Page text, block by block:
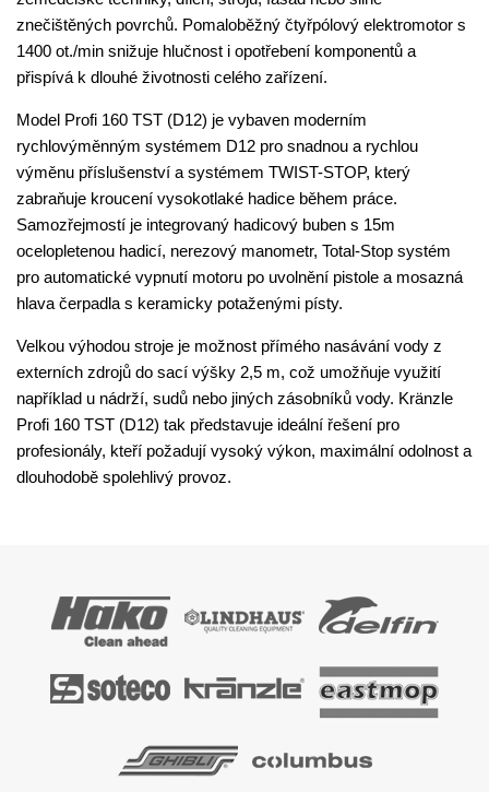
znečištěných povrchů. Pomaloběžný čtyřpólový elektromotor s
1400 ot./min snižuje hlučnost i opotřebení komponentů a
přispívá k dlouhé životnosti celého zařízení.
Model Profi 160 TST (D12) je vybaven moderním
rychlovýměnným systémem D12 pro snadnou a rychlou
výměnu příslušenství a systémem TWIST-STOP, který
zabraňuje kroucení vysokotlaké hadice během práce.
Samozřejmostí je integrovaný hadicový buben s 15m
ocelopletenou hadicí, nerezový manometr, Total-Stop systém
pro automatické vypnutí motoru po uvolnění pistole a mosazná
hlava čerpadla s keramicky potaženými písty.
Velkou výhodou stroje je možnost přímého nasávání vody z
externích zdrojů do sací výšky 2,5 m, což umožňuje využití
například u nádrží, sudů nebo jiných zásobníků vody. Kränzle
Profi 160 TST (D12) tak představuje ideální řešení pro
profesionály, kteří požadují vysoký výkon, maximální odolnost a
dlouhodobě spolehlivý provoz.